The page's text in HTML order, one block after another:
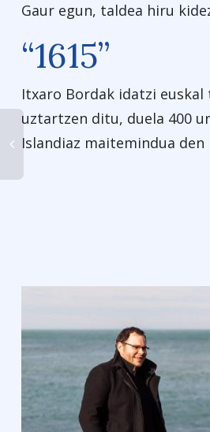
Gaur egun, taldea hiru
“1615”
Itxaro Bordak idatzi
uztartzen ditu, duela 400
Islandiaz maitemindua